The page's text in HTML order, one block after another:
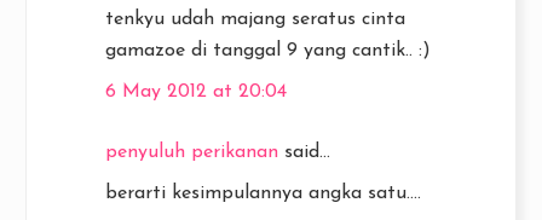
tenkyu udah majang seratus cinta
gamazoe di tanggal 9 yang cantik.. :)
6 May 2012 at 20:04
penyuluh perikanan said...
berarti kesimpulannya angka satu....